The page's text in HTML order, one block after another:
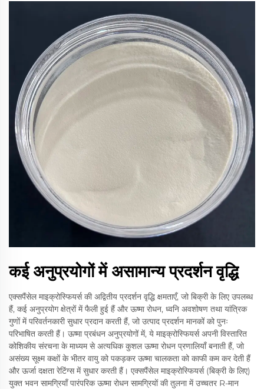
कई अनुप्रयोगों में असामान्य प्रदर्शन वृद्धि
एक्सपैंसेल माइक्रोस्फियर्स की अद्वितीय प्रदर्शन वृद्धि क्षमताएँ, जो बिक्री के लिए उपलब्ध
हैं, कई अनुप्रयोग क्षेत्रों में फैली हुई हैं और ऊष्मा रोधन, ध्वनि अवशोषण तथा यांत्रिक
गुणों में परिवर्तनकारी सुधार प्रदान करती हैं, जो उत्पाद प्रदर्शन मानकों को पुनः
परिभाषित करती हैं। ऊष्मा प्रबंधन अनुप्रयोगों में, ये माइक्रोस्फियर्स अपनी विस्तारित
कोशिकीय संरचना के माध्यम से अत्यधिक कुशल ऊष्मा रोधन प्रणालियाँ बनाती हैं, जो
असंख्य सूक्ष्म कक्षों के भीतर वायु को पकड़कर ऊष्मा चालकता को काफी कम कर देती हैं
और ऊर्जा दक्षता रेटिंग्स में सुधार करती हैं। एक्सपैंसेल माइक्रोस्फियर्स (बिक्री के लिए)
युक्त भवन सामग्रियाँ पारंपरिक ऊष्मा रोधन सामग्रियों की तुलना में उच्चतर R-मान